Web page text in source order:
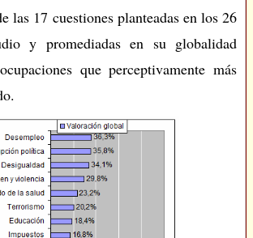
las 17 cuestiones planteadas en los 26
y promediadas en su globalidad
que perceptivamente más